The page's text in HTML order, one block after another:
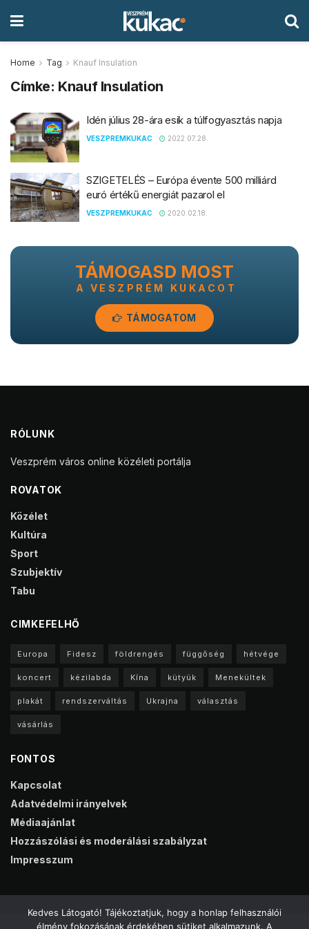
Home Tag Knauf Insulation
Címke: Knauf Insulation
Idén július 28-ára esik a túlfogyasztás napja
VESZPREMKUKAC 2022.07.28.
SZIGETELÉS – Európa évente 500 milliárd
euró értékű energiát pazarol el
VESZPREMKUKAC 2020.02.18.
TÁMOGASD MOST
A VESZPRÉM KUKACOT
TÁMOGATOM
RÓLUNK
Veszprém város online közéleti portálja
ROVATOK
Közélet
Kultúra
Sport
Szubjektív
Tabu
CIMKEFELHŐ
Europa Fidesz földrengés függőség hétvége
koncert kézilabda Kína kütyük Menekültek
plakát rendszerváltás Ukrajna választás
vásárlás
FONTOS
Kapcsolat
Adatvédelmi irányelvek
Médiaajánlat
Hozzászólási és moderálási szabályzat
Impresszum
Kedves Látogató! Tájékoztatjuk, hogy a honlap felhasználói
élmény fokozásának érdekében sütiket alkalmazunk. A